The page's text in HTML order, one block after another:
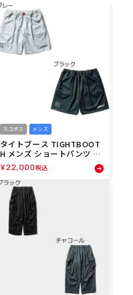
ネコポス メンズ
タイトブース TIGHTBOOT
H メンズ ショートパンツ ハ
ーフパンツ JERSEY SHORT
S SU26-B04 26SU
¥22,000税込